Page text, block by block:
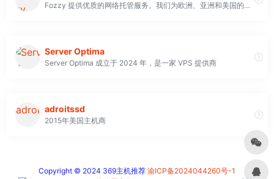
Fozzy 提供优质的网络托管服务。我们为欧洲、亚洲和美国的客户提供服务。我们是 XBT Holding 的一部分，XBT Holding 是一家全球托管和网络解决方案提供商，在美国、荷兰、卢森堡、英国和新加坡设有服务器场
Server Optima
Server Optima 成立于 2024 年，是一家 VPS 提供商
adroitssd
2015年美国主机商
Copyright © 2024 369主机推荐 渝ICP备2024044260号-1